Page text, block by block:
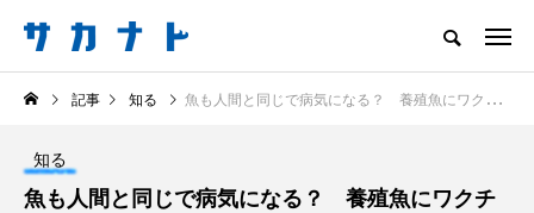
サカナをもっと好きになる
知る 食べる 楽しむ 創る
注目記事 サカナを知ろう
記事 知る 魚も人間と同じで病気になる？ 養殖魚にワクチンが必要なワケとは
知る
魚も人間と同じで病気になる？ 養殖魚にワクチ